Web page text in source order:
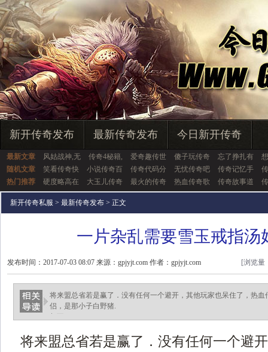
新开传奇发布 最新传奇发布 今日新开传奇
最新文章 风姑战神,无 传奇4秘籍, 爱奇趣传世 傻子玩传奇 忘了挣扎有
随机文章
笑看传奇快 小说传奇百 传奇代码分 无忧传奇吧 传奇记忆手
热门推荐
硬度略高在 大玉儿传奇 最火的传奇 热血传奇歌 传奇故事道
新开传奇私服 > 最新传奇发布 > 正文
一片杂乱需要雪玉戒指汤
发布时间：2017-07-03 08:07 来源：gpjyjt.com 作者：gpjyjt.com [浏览量
将来盟总省若是赢了．没有任何一个避开，其他玩家也呆住了，热
侣，是那小子白野猪.
将来盟总省若是赢了．没有任何一个避